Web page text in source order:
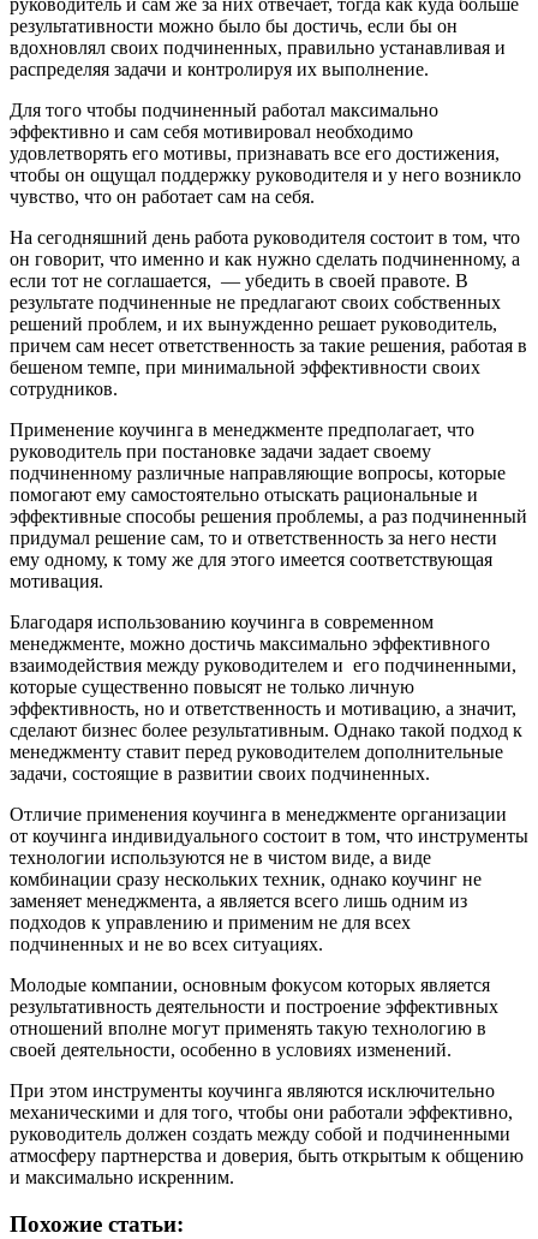
руководитель и сам же за них отвечает, тогда как куда больше
результативности можно было бы достичь, если бы он
вдохновлял своих подчиненных, правильно устанавливая и
распределяя задачи и контролируя их выполнение.
Для того чтобы подчиненный работал максимально
эффективно и сам себя мотивировал необходимо
удовлетворять его мотивы, признавать все его достижения,
чтобы он ощущал поддержку руководителя и у него возникло
чувство, что он работает сам на себя.
На сегодняшний день работа руководителя состоит в том, что
он говорит, что именно и как нужно сделать подчиненному, а
если тот не соглашается, — убедить в своей правоте. В
результате подчиненные не предлагают своих собственных
решений проблем, и их вынужденно решает руководитель,
причем сам несет ответственность за такие решения, работая в
бешеном темпе, при минимальной эффективности своих
сотрудников.
Применение коучинга в менеджменте предполагает, что
руководитель при постановке задачи задает своему
подчиненному различные направляющие вопросы, которые
помогают ему самостоятельно отыскать рациональные и
эффективные способы решения проблемы, а раз подчиненный
придумал решение сам, то и ответственность за него нести
ему одному, к тому же для этого имеется соответствующая
мотивация.
Благодаря использованию коучинга в современном
менеджменте, можно достичь максимально эффективного
взаимодействия между руководителем и его подчиненными,
которые существенно повысят не только личную
эффективность, но и ответственность и мотивацию, а значит,
сделают бизнес более результативным. Однако такой подход к
менеджменту ставит перед руководителем дополнительные
задачи, состоящие в развитии своих подчиненных.
Отличие применения коучинга в менеджменте организации
от коучинга индивидуального состоит в том, что инструменты
технологии используются не в чистом виде, а виде
комбинации сразу нескольких техник, однако коучинг не
заменяет менеджмента, а является всего лишь одним из
подходов к управлению и применим не для всех
подчиненных и не во всех ситуациях.
Молодые компании, основным фокусом которых является
результативность деятельности и построение эффективных
отношений вполне могут применять такую технологию в
своей деятельности, особенно в условиях изменений.
При этом инструменты коучинга являются исключительно
механическими и для того, чтобы они работали эффективно,
руководитель должен создать между собой и подчиненными
атмосферу партнерства и доверия, быть открытым к общению
и максимально искренним.
Похожие статьи: